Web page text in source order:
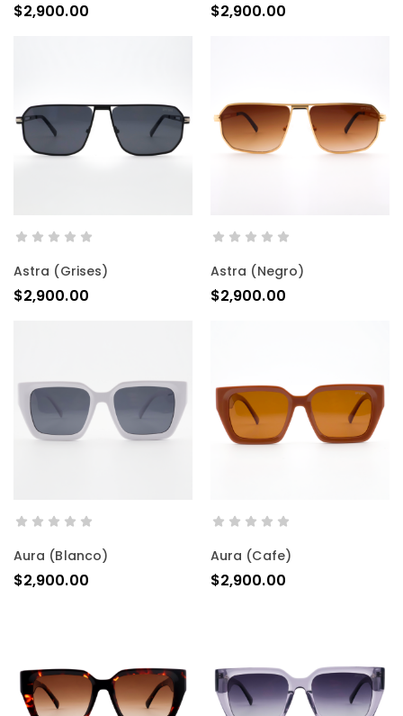
$2,900.00 $2,900.00
AÑADIR AL CARRITO
Astra (grises)
$2,900.00
AÑADIR AL CARRITO
Astra (negro)
$2,900.00
AÑADIR AL CARRITO
Aura (blanco)
$2,900.00
AÑADIR AL CARRITO
Aura (cafe)
$2,900.00